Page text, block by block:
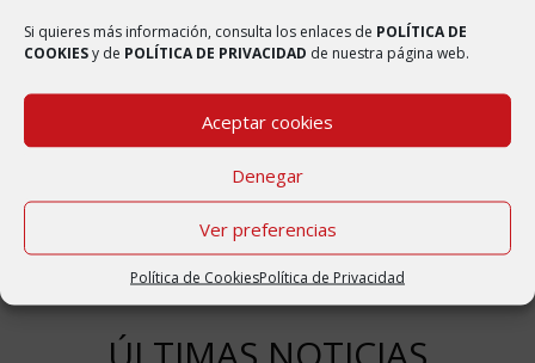
Si quieres más información, consulta los enlaces de POLÍTICA DE
COOKIESy de POLÍTICA DE PRIVACIDAD de nuestra página web.
Aceptar cookies
Denegar
Ver preferencias
Política de CookiesPolítica de Privacidad
Bulbón o Bolbón. En el Fogache de 1495 se escribía Borbuen; esta
Marín Ramos en su novela Lorién de Borbuén. Bulbuente también
ha sido documentada como: Bulbuen, Bulbuent y Burguente.